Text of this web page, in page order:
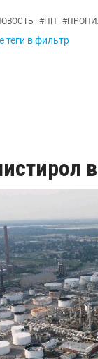
#ПП #
теги в фильтр